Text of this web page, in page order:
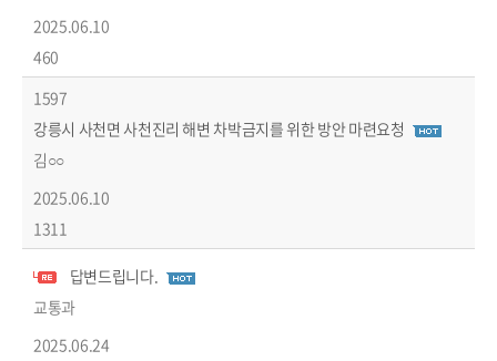
2025.06.10
460
1597
강릉시 사천면 사천진리 해변 차박금지를 위한 방안 마련요청
김○○
2025.06.10
1311
답변드립니다.
교통과
2025.06.24